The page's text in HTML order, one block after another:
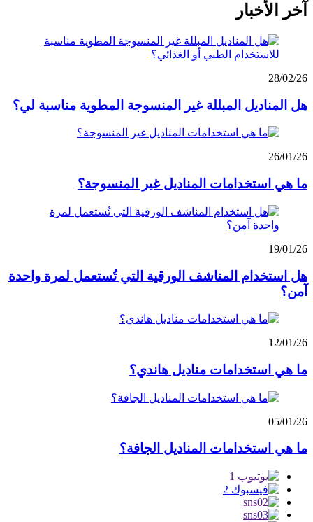
آخر الأخبار
28/02/26
هل المناديل المبللة غير المنسوجة المطوية مناسبة لي؟
26/01/26
ما هي استخدامات المناديل غير المنسوجة؟
19/01/26
هل استخدام المناشف الورقية التي تُستعمل لمرة واحدة
آمن؟
12/01/26
ما هي استخدامات مناديل هاندي؟
05/01/26
ما هي استخدامات المناديل الجافة؟